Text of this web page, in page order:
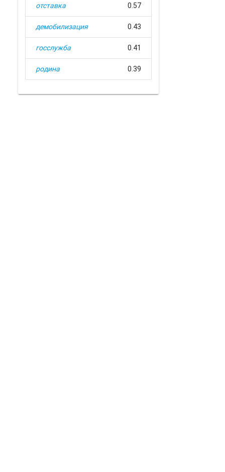
отставка 0.57
демобилизация 0.43
госслужба 0.41
родина 0.39